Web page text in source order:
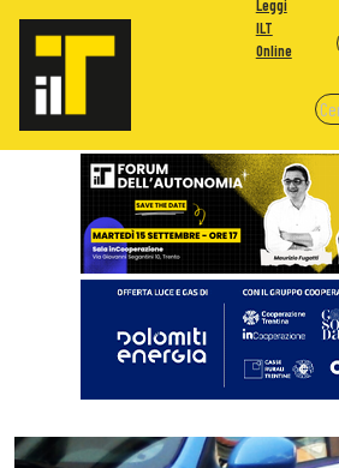
Leggi
ILT
Online